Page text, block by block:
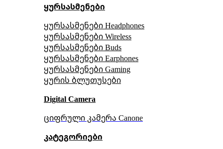
ყურსასმენები
ყურსასმენები Headphones
ყურსასმენები Wireless
ყურსასმენები Buds
ყურსასმენები Earphones
ყურსასმენები Gaming
ყურის ბლუთუსები
Digital Camera
ციფრული კამერა Сanone
კატეგორიები